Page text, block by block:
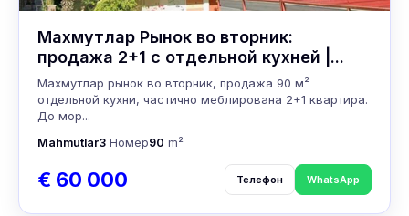
Махмутлар Рынок во вторник:
продажа 2+1 с отдельной кухней |...
Махмутлар рынок во вторник, продажа 90 м²
отдельной кухни, частично меблирована 2+1 квартира.
До мор...
Mahmutlar3 Номер90 m²
€ 60 000 Телефон WhatsApp